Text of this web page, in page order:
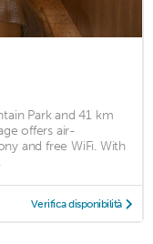
Park and 41 km
offers air-
and free WiFi. With
Verifica disponibilità